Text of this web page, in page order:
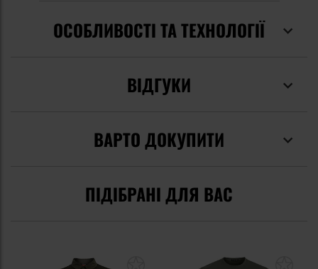
ОСОБЛИВОСТІ ТА ТЕХНОЛОГІЇ
ВІДГУКИ
ВАРТО ДОКУПИТИ
ПІДІБРАНІ ДЛЯ ВАС